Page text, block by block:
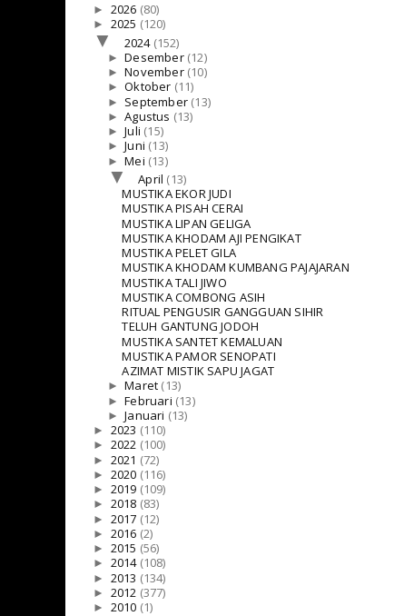
► 2026 (80)
► 2025 (120)
▼ 2024 (152)
►Desember (12)
►November (10)
►Oktober (11)
► September (13)
►Agustus (13)
►Juli (15)
►Juni (13)
►Mei (13)
▼April (13)
MUSTIKA EKOR JUDI
MUSTIKA PISAH CERAI
MUSTIKA LIPAN GELIGA
MUSTIKA KHODAM AJI PENGIKAT
MUSTIKA PELET GILA
MUSTIKA KHODAM KUMBANG PAJAJARAN
MUSTIKA TALI JIWO
MUSTIKA COMBONG ASIH
RITUAL PENGUSIR GANGGUAN SIHIR
TELUH GANTUNG JODOH
MUSTIKA SANTET KEMALUAN
MUSTIKA PAMOR SENOPATI
AZIMAT MISTIK SAPU JAGAT
►Maret (13)
►Februari (13)
►Januari (13)
► 2023 (110)
► 2022 (100)
► 2021 (72)
► 2020 (116)
► 2019 (109)
► 2018 (83)
► 2017 (12)
► 2016 (2)
► 2015 (56)
► 2014 (108)
► 2013 (134)
► 2012 (377)
► 2010 (1)